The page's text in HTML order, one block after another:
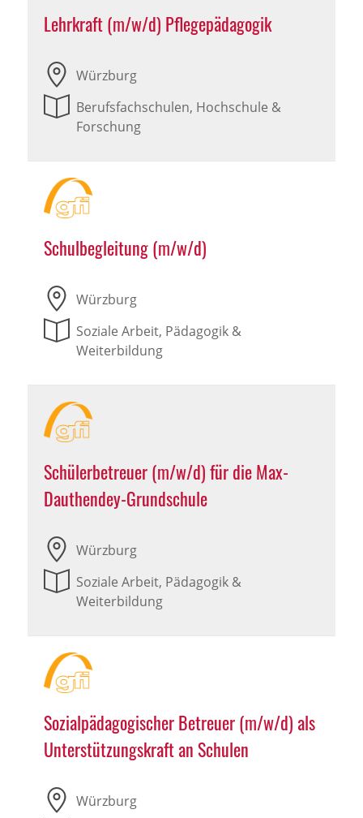
Lehrkraft (m/w/d) Pflegepädagogik
Würzburg
Berufsfachschulen, Hochschule &
Forschung
Schulbegleitung (m/w/d)
Würzburg
Soziale Arbeit, Pädagogik &
Weiterbildung
Schülerbetreuer (m/w/d) für die Max-
Dauthendey-Grundschule
Würzburg
Soziale Arbeit, Pädagogik &
Weiterbildung
Sozialpädagogischer Betreuer (m/w/d) als
Unterstützungskraft an Schulen
Würzburg